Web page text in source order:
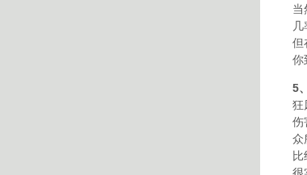
当
但
你
5
狂
伤
众